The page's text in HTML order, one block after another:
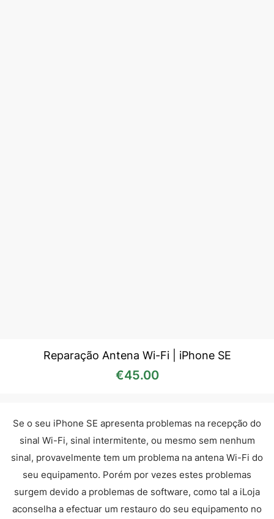
Reparação Antena Wi-Fi | iPhone SE
€45.00
Se o seu iPhone SE apresenta problemas na recepção do
sinal Wi-Fi, sinal intermitente, ou mesmo sem nenhum
sinal, provavelmente tem um problema na antena Wi-Fi do
seu equipamento. Porém por vezes estes problemas
surgem devido a problemas de software, como tal a iLoja
aconselha a efectuar um restauro do seu equipamento no